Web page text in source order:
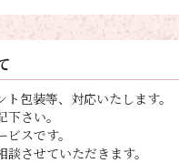
ト包装等、対応いたします。
さい。
スです。
させていただきます。